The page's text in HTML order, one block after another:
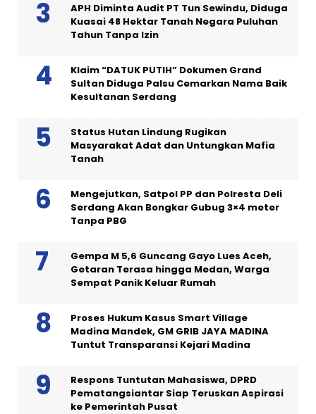
APH Diminta Audit PT Tun Sewindu, Diduga
Kuasai 48 Hektar Tanah Negara Puluhan
Tahun Tanpa Izin
Klaim “DATUK PUTIH” Dokumen Grand
Sultan Diduga Palsu Cemarkan Nama Baik
Kesultanan Serdang
Status Hutan Lindung Rugikan
Masyarakat Adat dan Untungkan Mafia
Tanah
Mengejutkan, Satpol PP dan Polresta Deli
Serdang Akan Bongkar Gubug 3×4 meter
Tanpa PBG
Gempa M 5,6 Guncang Gayo Lues Aceh,
Getaran Terasa hingga Medan, Warga
Sempat Panik Keluar Rumah
Proses Hukum Kasus Smart Village
Madina Mandek, GM GRIB JAYA MADINA
Tuntut Transparansi Kejari Madina
Respons Tuntutan Mahasiswa, DPRD
Pematangsiantar Siap Teruskan Aspirasi
ke Pemerintah Pusat